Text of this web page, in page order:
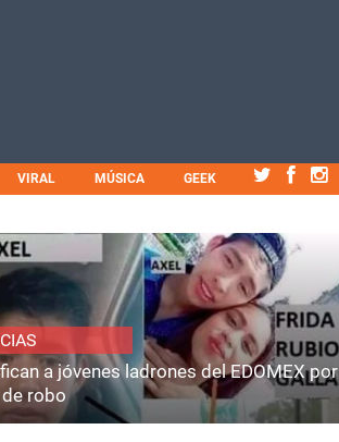
VIRAL MÚSICA GEEK
a jóvenes ladrones del EDOMEX por
robo